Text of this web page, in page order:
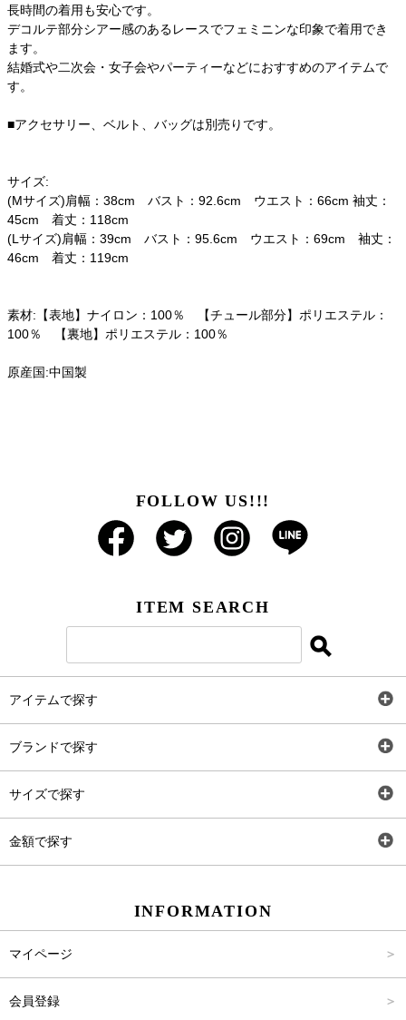
長時間の着用も安心です。
デコルテ部分シアー感のあるレースでフェミニンな印象で着用でき
ます。
結婚式や二次会・女子会やパーティーなどにおすすめのアイテムで
す。
■アクセサリー、ベルト、バッグは別売りです。
サイズ:
(Mサイズ)肩幅：38cm バスト：92.6cm ウエスト：66cm 袖丈：
45cm 着丈：118cm
(Lサイズ)肩幅：39cm バスト：95.6cm ウエスト：69cm 袖丈：
46cm 着丈：119cm
素材:【表地】ナイロン：100％ 【チュール部分】ポリエステル：
100％ 【裏地】ポリエステル：100％
原産国:中国製
FOLLOW US!!!
ITEM SEARCH
アイテムで探す
ブランドで探す
サイズで探す
金額で探す
INFORMATION
マイページ
会員登録